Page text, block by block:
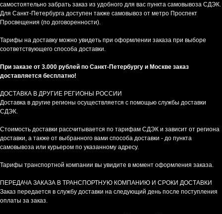
самостоятельно забрать заказ из удобного для вас пункта самовывоза СДЭК.
Для Санкт-Петербурга доступен также самовывоз от метро Проспект
Просвещения (по договоренности).
Тарифы на доставку можно увидеть при оформлении заказа при выборе
соответствующего способа доставки.
При заказе от 3.000 рублей по Санкт-Петербургу и Москве заказ
доставляется бесплатно!
ДОСТАВКА В ДРУГИЕ РЕГИОНЫ РОССИИ
Доставка в другие регионы осуществляется с помощью службы доставки
СДЭК.
Стоимость доставки рассчитывается по тарифам СДЭК и зависит от региона
доставки, а также от выбранного вами способа доставки - до пункта
самовывоза или курьером по указанному адресу.
Тарифы транспортной компании вы увидите в момент оформления заказа.
ПЕРЕДАЧА ЗАКАЗА В ТРАНСПОРТНУЮ КОМПАНИЮ И СРОКИ ДОСТАВКИ
Заказ передается в службу доставки на следующий день после поступления
оплаты за заказ.